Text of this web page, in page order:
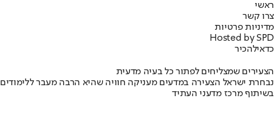
ראשי
צרו קשר
מדיניות פרטיות
Hosted by SPD
כדאילהכיר
הצעירים שמצליחים לפתור כל בעיה מדעית
נבחרת ישראל הצעירה במדעים מעניקה חוויה שהיא הרבה מעבר ללימודים
בשיתוף מרכז מדעני העתיד